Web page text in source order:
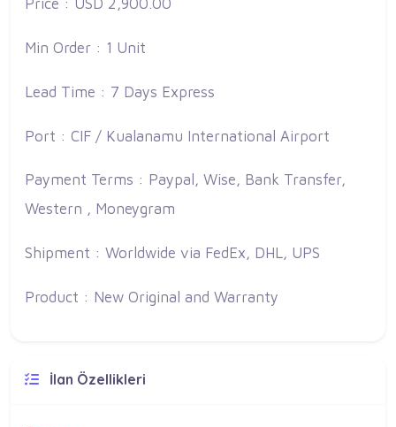
Price : USD 2,900.00
Min Order : 1 Unit
Lead Time : 7 Days Express
Port : CIF / Kualanamu International Airport
Payment Terms : Paypal, Wise, Bank Transfer,
Western , Moneygram
Shipment : Worldwide via FedEx, DHL, UPS
Product : New Original and Warranty
İlan Özellikleri